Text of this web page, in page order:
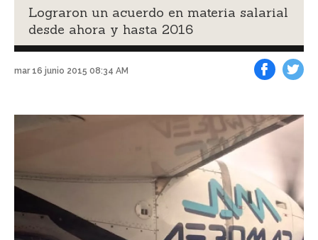
Lograron un acuerdo en materia salarial
desde ahora y hasta 2016
mar 16 junio 2015 08:34 AM